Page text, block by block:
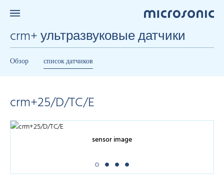
crm+ ультразвуковые датчики
Обзор список датчиков
crm+25/D/TC/E
sensor image